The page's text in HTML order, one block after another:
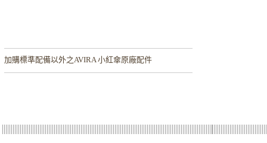
加購標準配備以外之AVIRA 小紅傘原廠配件